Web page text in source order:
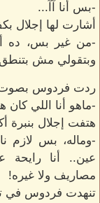
-بس أنا آآ...
أشارت لها إجلال
-من غير بس، ده
وبتقولي مش بتنطق
ردت فردوس بصوت
-ماهو أنا اللي
هتفت إجلال بنبرة
-وماله، بس لازم
عين.. أنا
مصاريف ولا غيره!
تنهدت فردوس في